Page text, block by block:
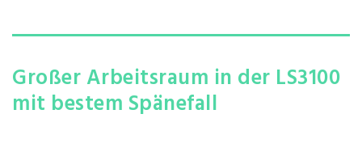
Großer Arbeitsraum in der LS3100
mit bestem Spänefall